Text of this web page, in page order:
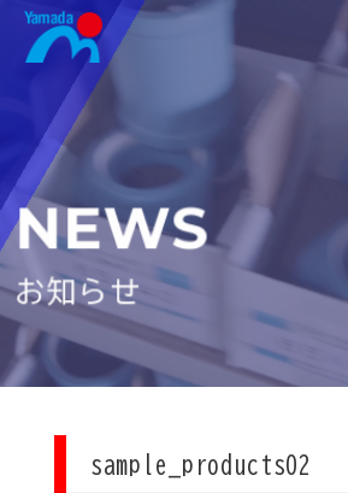
NEWS
お知らせ
sample_products02